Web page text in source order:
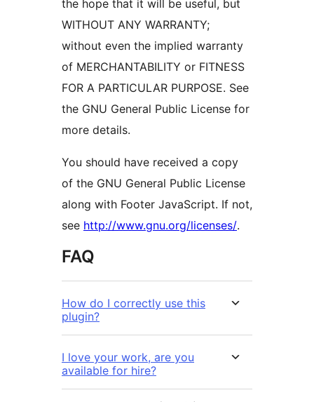
the hope that it will be useful, but
WITHOUT ANY WARRANTY;
without even the implied warranty
of MERCHANTABILITY or FITNESS
FOR A PARTICULAR PURPOSE. See
the GNU General Public License for
more details.
You should have received a copy
of the GNU General Public License
along with Footer JavaScript. If not,
see http://www.gnu.org/licenses/.
FAQ
How do I correctly use this
plugin?
I love your work, are you
available for hire?